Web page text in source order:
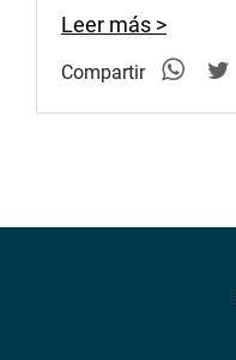
https://
https://twitter.com/
Leer más >
Compartir